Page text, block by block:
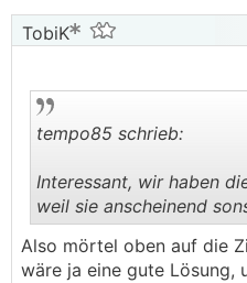
TobiK
..
tempo85 schrieb:
Interessant, wir haben
weil sie anscheinend
Also mörtel oben auf die
wäre ja eine gute Lösung,